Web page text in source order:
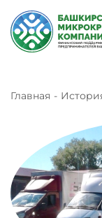
Главная